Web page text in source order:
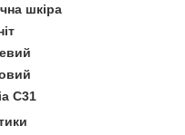
шкіра
C31